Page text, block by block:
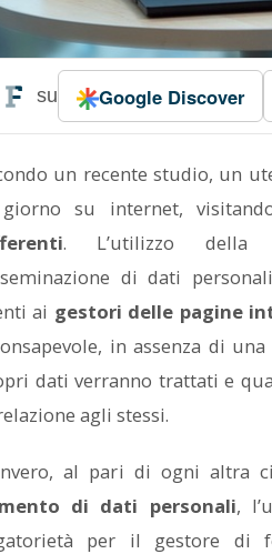
su Google Discover
un recente studio, un
su internet,
. L’utilizzo della
di dati
ai gestori delle pagine
in assenza di
dati verranno trattati e
agli stessi.
al pari di ogni altra
di dati personali,
per il gestore di